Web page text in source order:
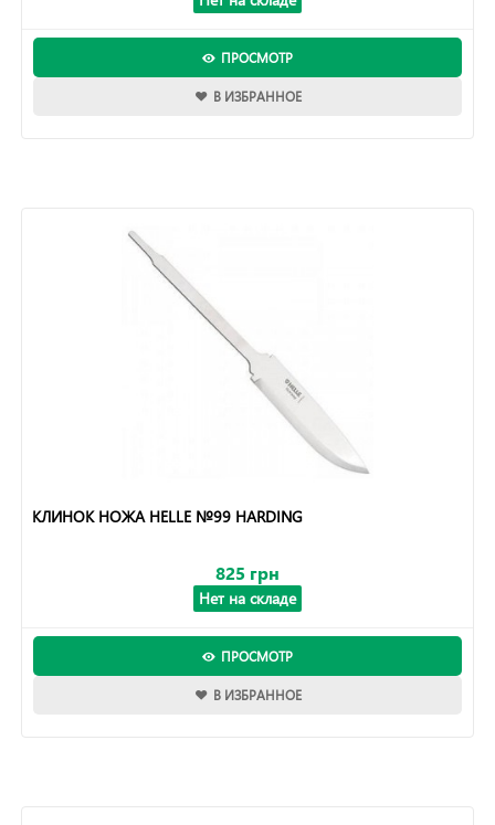
ПРОСМОТР
В ИЗБРАННОЕ
КЛИНОК НОЖА HELLE №99 HARDING
825 грн
Нет на складе
ПРОСМОТР
В ИЗБРАННОЕ